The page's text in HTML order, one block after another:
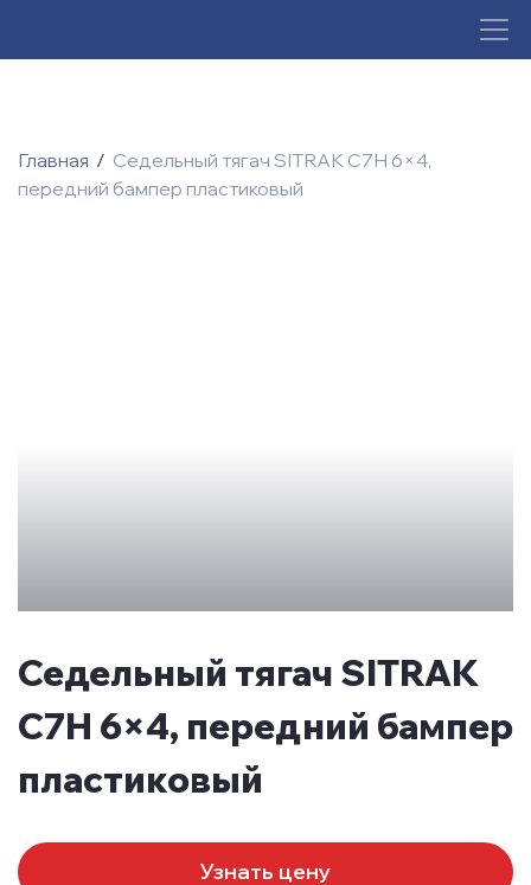
Главная / Седельный тягач SITRAK C7H 6×4,
передний бампер пластиковый
Седельный тягач SITRAK
C7H 6×4, передний бампер
пластиковый
Узнать цену